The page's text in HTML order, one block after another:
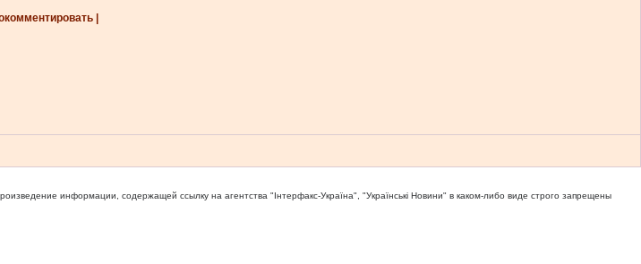
|
информации, содержащей ссылку на агентства "Iнтерфакс-Україна", "Українськi Новини" в каком-либо виде строго запрещены